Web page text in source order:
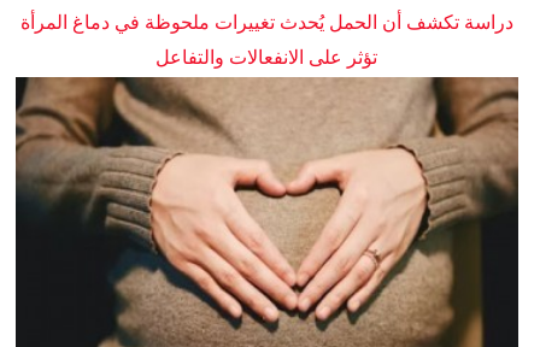
دراسة تكشف أن الحمل يُحدث تغييرات ملحوظة في دماغ المرأة
تؤثر على الانفعالات والتفاعل